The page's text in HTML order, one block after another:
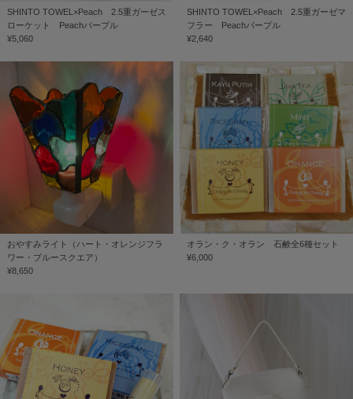
SHINTO TOWEL×Peach 2.5重ガーゼス
ローケット Peachパープル
¥5,060
SHINTO TOWEL×Peach 2.5重ガーゼマ
フラー Peachパープル
¥2,640
おやすみライト（ハート・オレンジフラ
ワー・ブルースクエア）
¥8,650
オラン・ク・オラン 石鹸全6種セット
¥6,000